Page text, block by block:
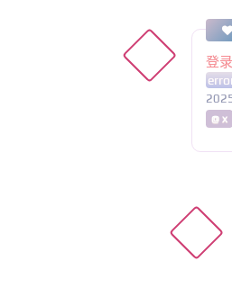
登
@ x